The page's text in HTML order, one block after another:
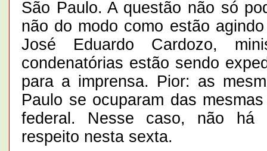
São Paulo. A questão não só
não do modo como estão
José Eduardo Cardozo,
condenatórias estão sendo
para a imprensa. Pior: as
Paulo se ocuparam das
federal. Nesse caso, não há
respeito nesta sexta.